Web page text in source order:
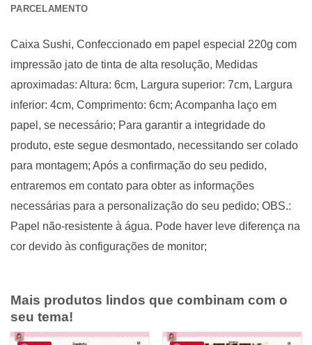
PARCELAMENTO
Caixa Sushi, Confeccionado em papel especial 220g com
impressão jato de tinta de alta resolução, Medidas
aproximadas: Altura: 6cm, Largura superior: 7cm, Largura
inferior: 4cm, Comprimento: 6cm; Acompanha laço em
papel, se necessário; Para garantir a integridade do
produto, este segue desmontado, necessitando ser colado
para montagem; Após a confirmação do seu pedido,
entraremos em contato para obter as informações
necessárias para a personalização do seu pedido; OBS.:
Papel não-resistente à água. Pode haver leve diferença na
cor devido às configurações de monitor;
Mais produtos lindos que combinam com o
seu tema!